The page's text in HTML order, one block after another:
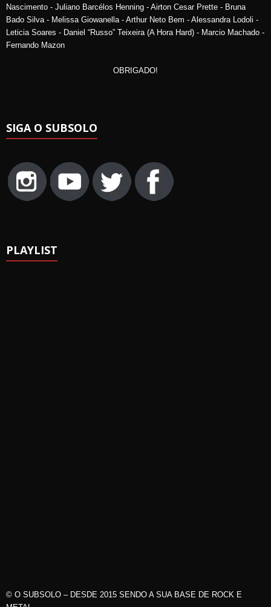
Nascimento - Juliano Barcélos Henning - Airton Cesar Prette - Bruna
Bado Silva - Melissa Giowanella - Arthur Neto Bem - Alessandra Lodoli -
Leticia Soares - Daniel “Russo” Teixeira (A Hora Hard) - Marcio Machado -
Fernando Mazon
OBRIGADO!
SIGA O SUBSOLO
PLAYLIST
© O SUBSOLO – DESDE 2015 SENDO A SUA BASE DE ROCK E